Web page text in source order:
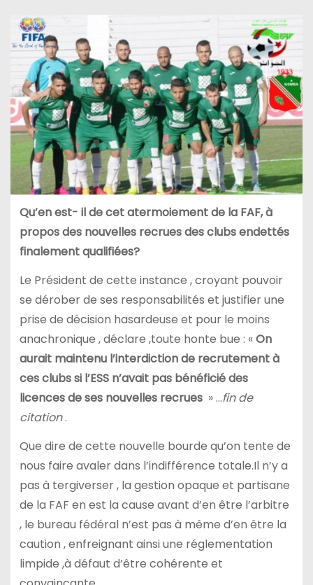
Qu’en est- il de cet atermoiement de la FAF, à
propos des nouvelles recrues des clubs endettés
finalement qualifiées?
Le Président de cette instance , croyant pouvoir
se dérober de ses responsabilités et justifier une
prise de décision hasardeuse et pour le moins
anachronique , déclare ,toute honte bue : «On
aurait maintenu l’interdiction de recrutement à
ces clubs si l’ESS n’avait pas bénéficié des
licences de ses nouvelles recrues» …fin de
citation.
Que dire de cette nouvelle bourde qu’on tente de
nous faire avaler dans l’indifférence totale.Il n’y a
pas à tergiverser , la gestion opaque et partisane
de la FAF en est la cause avant d’en être l’arbitre
, le bureau fédéral n’est pas à même d’en être la
caution , enfreignant ainsi une réglementation
limpide ,à défaut d’être cohérente et